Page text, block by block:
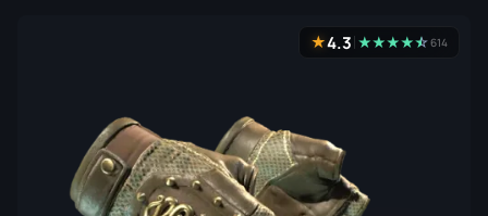
★4.3 ★★★★★
☆614